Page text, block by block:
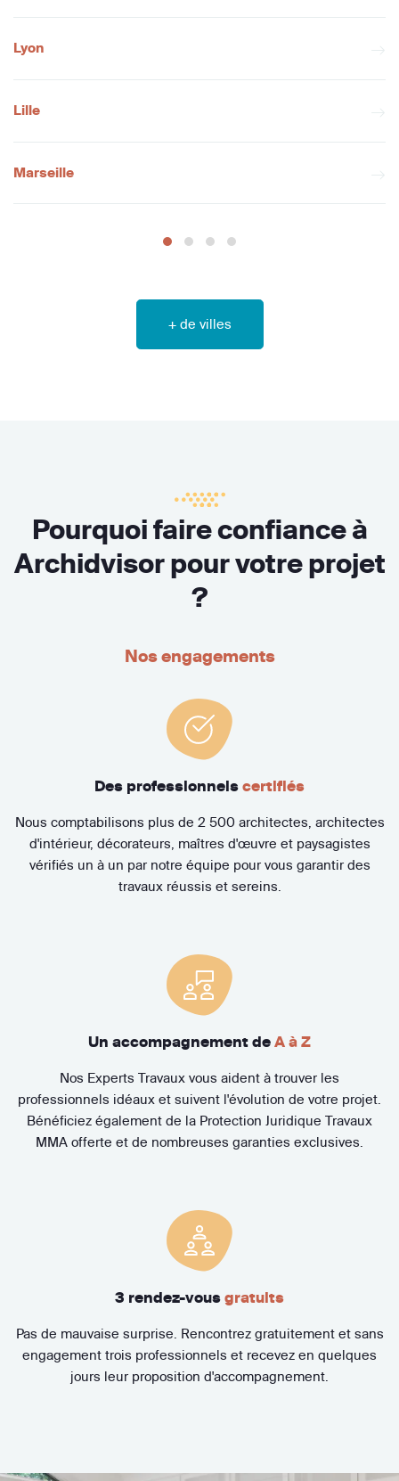
Lyon
Lille
Marseille
+ de villes
Pourquoi faire confiance à
Archidvisor pour votre projet
?
Nos engagements
Des professionnels certifiés
Nous comptabilisons plus de 2 500 architectes, architectes
d'intérieur, décorateurs, maîtres d'œuvre et paysagistes
vérifiés un à un par notre équipe pour vous garantir des
travaux réussis et sereins.
Un accompagnement de A à Z
Nos Experts Travaux vous aident à trouver les
professionnels idéaux et suivent l'évolution de votre projet.
Bénéficiez également de la Protection Juridique Travaux
MMA offerte et de nombreuses garanties exclusives.
3 rendez-vous gratuits
Pas de mauvaise surprise. Rencontrez gratuitement et sans
engagement trois professionnels et recevez en quelques
jours leur proposition d'accompagnement.